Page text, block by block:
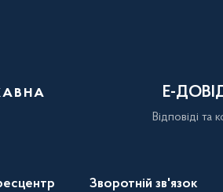
Е-
Відповіді та
Зворотній зв'язок